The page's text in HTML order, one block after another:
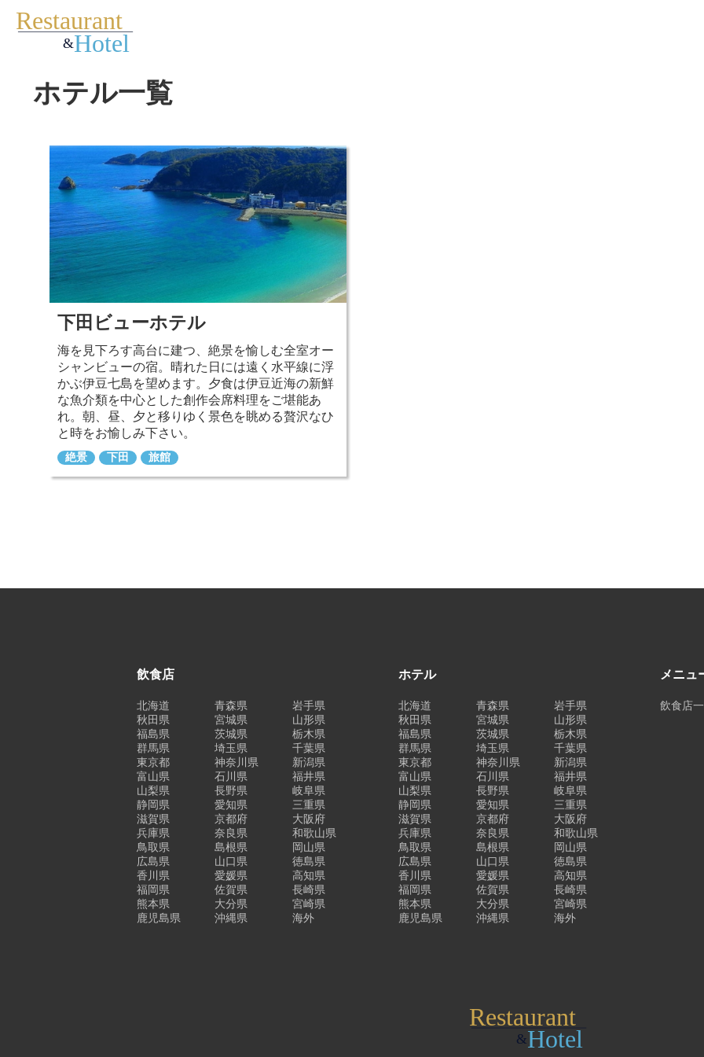
ホテル一覧
下田ビューホテル
海を見下ろす高台に建つ、絶景を愉しむ全室オー
シャンビューの宿。晴れた日には遠く水平線に浮
かぶ伊豆七島を望めます。夕食は伊豆近海の新鮮
な魚介類を中心とした創作会席料理をご堪能あ
れ。朝、昼、夕と移りゆく景色を眺める贅沢なひ
と時をお愉しみ下さい。
絶景 下田 旅館
飲食店
北海道 青森県
岩手県
秋田県
宮城県
山形県
福島県
茨城県
栃木県
群馬県
埼玉県
千葉県
東京都
神奈川県
新潟県
富山県
石川県
福井県
山梨県
長野県
岐阜県
静岡県
愛知県
三重県
滋賀県
京都府
大阪府
兵庫県
奈良県
和歌山県
鳥取県
島根県
岡山県
広島県
山口県
徳島県
香川県
愛媛県
高知県
福岡県
佐賀県
長崎県
熊本県
大分県
宮崎県
鹿児島県
沖縄県 海外
ホテル
北海道 青森県
岩手県
秋田県
宮城県
山形県
福島県
茨城県
栃木県
群馬県
埼玉県
千葉県
東京都
神奈川県
新潟県
富山県
石川県
福井県
山梨県
長野県
岐阜県
静岡県
愛知県
三重県
滋賀県
京都府
大阪府
兵庫県
奈良県
和歌山県
鳥取県
島根県
岡山県
広島県
山口県
徳島県
香川県
愛媛県
高知県
福岡県
佐賀県
長崎県
熊本県
大分県
宮崎県
鹿児島県
沖縄県 海外
メニュ
飲食店